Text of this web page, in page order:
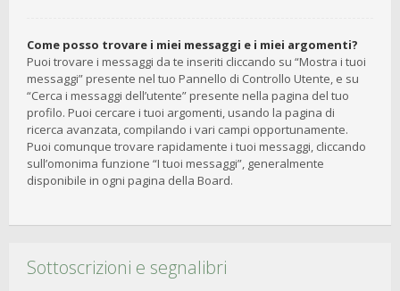
Come posso trovare i miei messaggi e i miei argomenti?
Puoi trovare i messaggi da te inseriti cliccando su “Mostra i tuoi
messaggi” presente nel tuo Pannello di Controllo Utente, e su
“Cerca i messaggi dell’utente” presente nella pagina del tuo
profilo. Puoi cercare i tuoi argomenti, usando la pagina di
ricerca avanzata, compilando i vari campi opportunamente.
Puoi comunque trovare rapidamente i tuoi messaggi, cliccando
sull’omonima funzione “I tuoi messaggi”, generalmente
disponibile in ogni pagina della Board.
Sottoscrizioni e segnalibri